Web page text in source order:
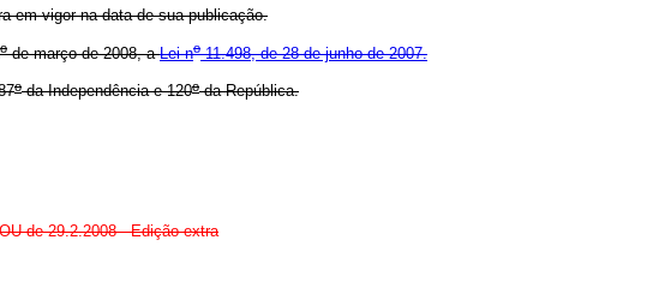
em vigor na data de sua publicação.
ode março de 2008, aLei no11.498, de 28 de junho de 2007.
oda Independência e 120oda República.
de 29.2.2008 - Edição extra